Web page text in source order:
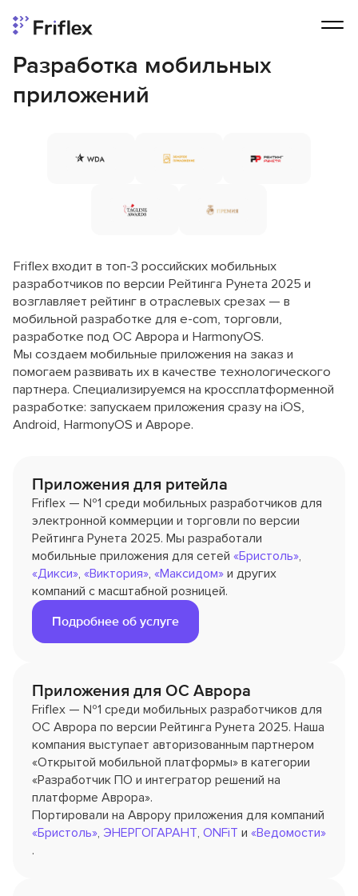
Разработка мобильных
приложений
Friflex входит в топ-3 российских мобильных
разработчиков по версии Рейтинга Рунета 2025 и
возглавляет рейтинг в отраслевых срезах — в
мобильной разработке для e-com, торговли,
разработке под ОС Аврора и HarmonyOS.
Мы создаем мобильные приложения на заказ и
помогаем развивать их в качестве технологического
партнера. Специализируемся на кроссплатформенной
разработке: запускаем приложения сразу на iOS,
Android, HarmonyOS и Авроре.
Приложения для ритейла
Friflex — №1 среди мобильных разработчиков для
электронной коммерции и торговли по версии
Рейтинга Рунета 2025. Мы разработали
мобильные приложения для сетей «Бристоль»,
«Дикси», «Виктория», «Максидом» и других
компаний с масштабной розницей.
Подробнее об услуге
Приложения для ОС Аврора
Friflex — №1 среди мобильных разработчиков для
ОС Аврора по версии Рейтинга Рунета 2025. Наша
компания выступает авторизованным партнером
«Открытой мобильной платформы» в категории
«Разработчик ПО и интегратор решений на
платформе Аврора».
Портировали на Аврору приложения для компаний
«Бристоль», ЭНЕРГОГАРАНТ, ONFiT и «Ведомости»
.